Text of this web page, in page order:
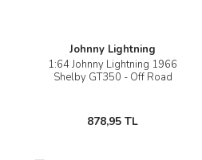
Johnny Lightning
1:64 Johnny Lightning 1966
Shelby GT350 - Off Road
878,95 TL